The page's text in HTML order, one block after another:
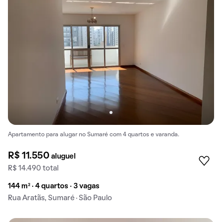
Apartamento para alugar no Sumaré com 4 quartos e varanda.
R$ 11.550aluguel
R$ 14.490 total
144 m² · 4 quartos · 3 vagas
Rua Aratãs, Sumaré · São Paulo